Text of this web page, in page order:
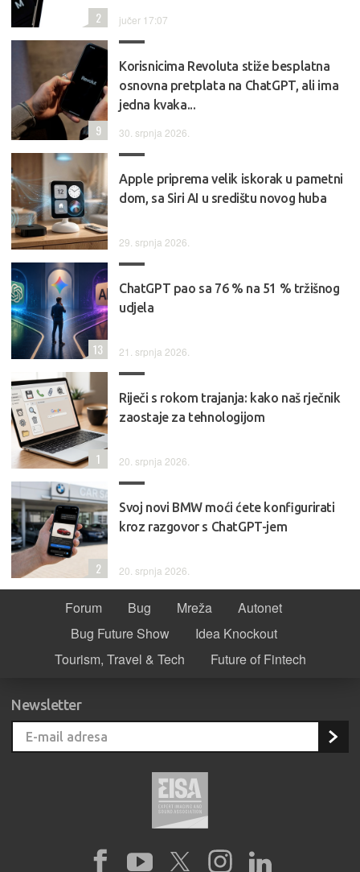
jučer 17:07
2
Korisnicima Revoluta stiže besplatna
osnovna pretplata na ChatGPT, ali ima
jedna kvaka...
30. srpnja 2026.
9
Apple priprema velik iskorak u pametni
dom, sa Siri AI u središtu novog huba
29. srpnja 2026.
ChatGPT pao sa 76 % na 51 % tržišnog
udjela
21. srpnja 2026.
13
Riječi s rokom trajanja: kako naš rječnik
zaostaje za tehnologijom
20. srpnja 2026.
1
Svoj novi BMW moći ćete konfigurirati
kroz razgovor s ChatGPT-jem
20. srpnja 2026.
2
Forum Bug Mreža
Autonet
Bug Future Show
Idea Knockout
Tourism, Travel & Tech
Future of Fintech
Newsletter